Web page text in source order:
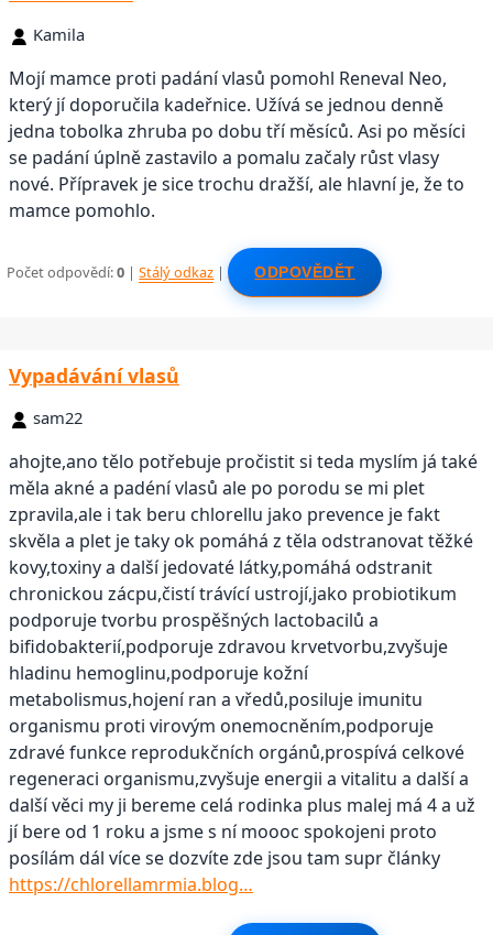
Kamila
Mojí mamce proti padání vlasů pomohl Reneval Neo,
který jí doporučila kadeřnice. Užívá se jednou denně
jedna tobolka zhruba po dobu tří měsíců. Asi po měsíci
se padání úplně zastavilo a pomalu začaly růst vlasy
nové. Přípravek je sice trochu dražší, ale hlavní je, že to
mamce pomohlo.
Počet odpovědí:0 |Stálý odkaz | ODPOVĚDĚT
Vypadávání vlasů
sam22
ahojte,ano tělo potřebuje pročistit si teda myslím já také
měla akné a padéní vlasů ale po porodu se mi plet
zpravila,ale i tak beru chlorellu jako prevence je fakt
skvěla a plet je taky ok pomáhá z těla odstranovat těžké
kovy,toxiny a další jedovaté látky,pomáhá odstranit
chronickou zácpu,čistí trávící ustrojí,jako probiotikum
podporuje tvorbu prospěšných lactobacilů a
bifidobakterií,podporuje zdravou krvetvorbu,zvyšuje
hladinu hemoglinu,podporuje kožní
metabolismus,hojení ran a vředů,posiluje imunitu
organismu proti virovým onemocněním,podporuje
zdravé funkce reprodukčních orgánů,prospívá celkové
regeneraci organismu,zvyšuje energii a vitalitu a další a
další věci my ji bereme celá rodinka plus malej má 4 a už
jí bere od 1 roku a jsme s ní moooc spokojeni proto
posílám dál více se dozvíte zde jsou tam supr články
https://chlorellamrmia.blog…